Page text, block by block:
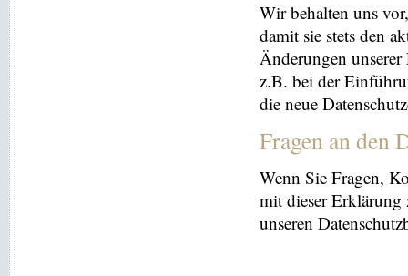
Wir behalten uns
damit sie stets den
Änderungen
z.B. bei der
die neue
Fragen an den
Wenn Sie Fragen,
mit dieser Erklärung
unseren